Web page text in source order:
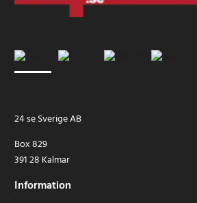
24 se Sverige AB
Box 829
391 28 Kalmar
Information